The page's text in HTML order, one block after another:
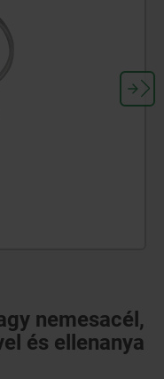
nemesacél,
és ellenanya